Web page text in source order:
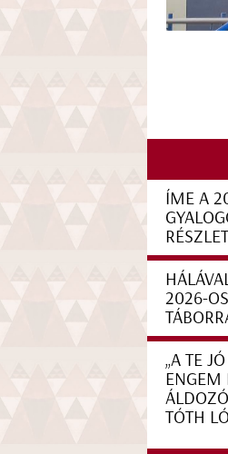
ÍME A
2026-
„A TE
ENGEM
TÓTH